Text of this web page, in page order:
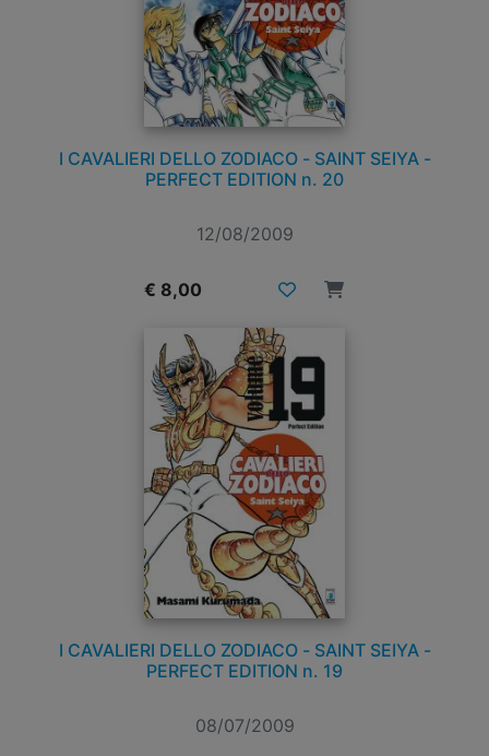
I CAVALIERI DELLO ZODIACO - SAINT SEIYA -
PERFECT EDITION n. 20
12/08/2009
€ 8,00
I CAVALIERI DELLO ZODIACO - SAINT SEIYA -
PERFECT EDITION n. 19
08/07/2009